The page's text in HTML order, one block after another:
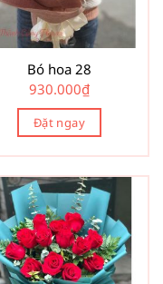
Bó hoa 28
930.000₫
Đặt ngay